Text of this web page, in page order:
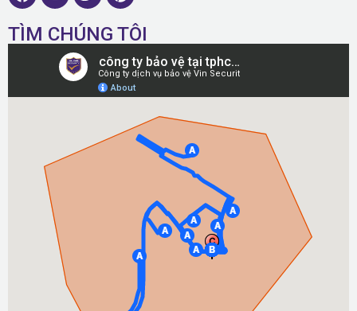
TÌM CHÚNG TÔI